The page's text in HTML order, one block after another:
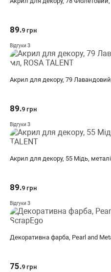
89.9 грн
Відгуки 3
Акрил для декору, 79
89.9 грн
Відгуки 3
Акрил для декору, 55 Мідь,
89.9 грн
Відгуки 3
Декоративна фарба, Pearl and
75.9 грн